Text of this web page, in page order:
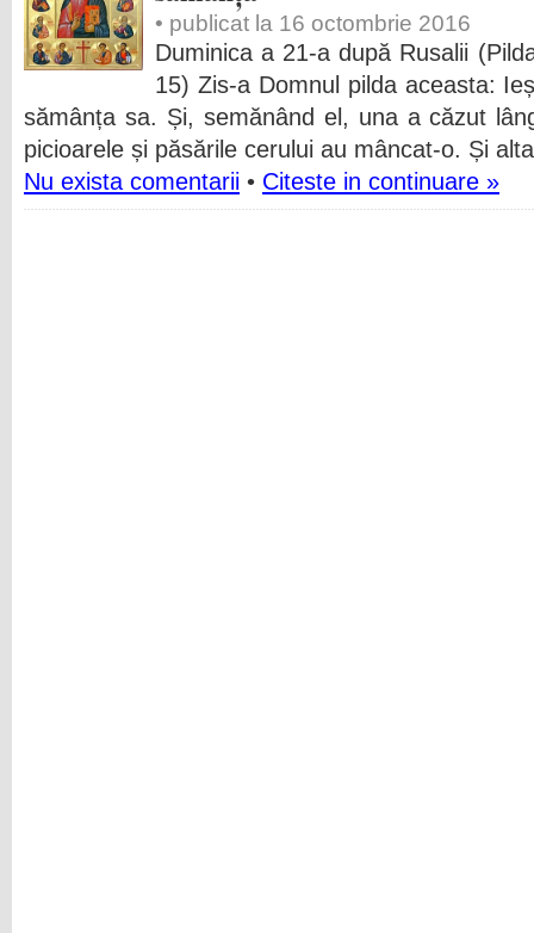
• publicat la 16 octombrie 2016
Duminica a 21-a după Rusalii
15) Zis-a Domnul pilda aceasta:
sămânța sa. Și, semănând el, una a căzut
picioarele și păsările cerului au mâncat-o. Și
Nu exista comentarii • Citeste in continuare »